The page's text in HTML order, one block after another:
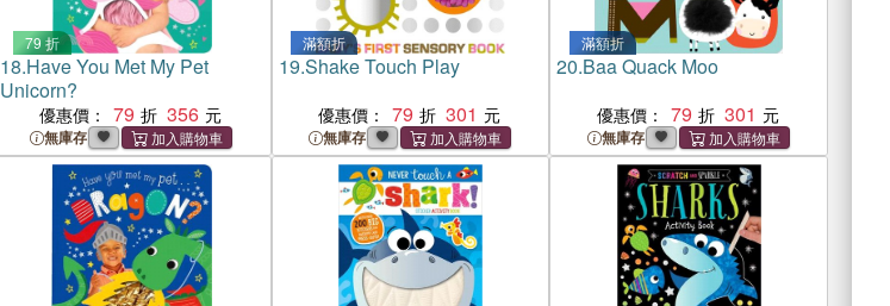
79 折
18.Have You Met My Pet
Unicorn?
優惠價： 79 356
無庫存
滿額折
19.Shake Touch Play
優惠價： 79 301
無庫存
滿額折
20.Baa Quack Moo
優惠價： 79 301
無庫存